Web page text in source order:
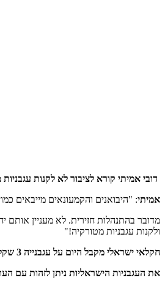
דובי אמיתי קורא לציבור לא לקנות
אמיתי: "היבואנים והקמעונאים מייבאים
מדובר בהתנהלות חזירית. לא מעניין
ולקנות עגבניות מטורקיה!"
חקלאי ישראלי מקבל היום על עגבנייה 3 שקלים לקילו. על עגבנייה מטורקיה, כולל המכס משלמים היום היבואנים והקמעונאים עד חצי שקל יותר, בין 3.2 ל-3.5 שקלים לקילו.
את העגבניות הישראליות ניתן לזהות עם